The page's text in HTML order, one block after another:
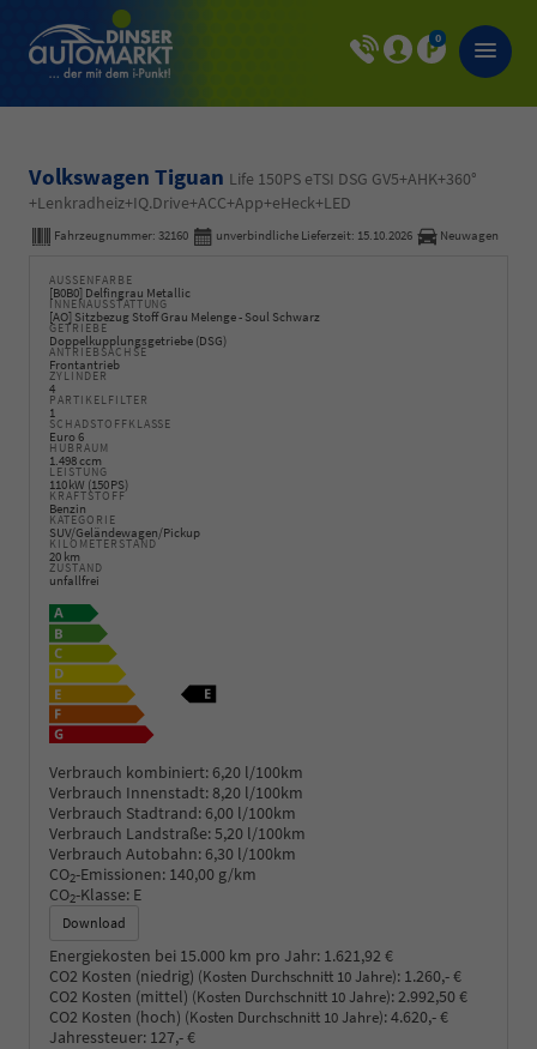
0
Volkswagen Tiguan Life 150PS eTSI DSG GV5+AHK+360°
+Lenkradheiz+IQ.Drive+ACC+App+eHeck+LED
Fahrzeugnummer: 32160 unverbindliche Lieferzeit: 15.10.2026 Neuwagen
AUSSENFARBE
[B0B0] Delfingrau Metallic
INNENAUSSTATTUNG
[AO] Sitzbezug Stoff Grau Melenge - Soul Schwarz
GETRIEBE
Doppelkupplungsgetriebe (DSG)
ANTRIEBSACHSE
Frontantrieb
ZYLINDER
4
PARTIKELFILTER
1
SCHADSTOFFKLASSE
Euro 6
HUBRAUM
1.498 ccm
LEISTUNG
110 kW (150 PS)
KRAFTSTOFF
Benzin
KATEGORIE
SUV/Geländewagen/Pickup
KILOMETERSTAND
20 km
ZUSTAND
unfallfrei
Verbrauch kombiniert: 6,20 l/100km
Verbrauch Innenstadt:8,20 l/100km
Verbrauch Stadtrand: 6,00 l/100km
Verbrauch Landstraße:5,20 l/100km
Verbrauch Autobahn: 6,30 l/100km
CO2-Emissionen: 140,00 g/km
CO2-Klasse: E
Download
Energiekosten bei 15.000 km pro Jahr: 1.621,92 €
CO2 Kosten (niedrig) (Kosten Durchschnitt 10 Jahre): 1.260,- €
CO2 Kosten (mittel) (Kosten Durchschnitt 10 Jahre): 2.992,50 €
CO2 Kosten (hoch) (Kosten Durchschnitt 10 Jahre):4.620,- €
Jahressteuer: 127,- €